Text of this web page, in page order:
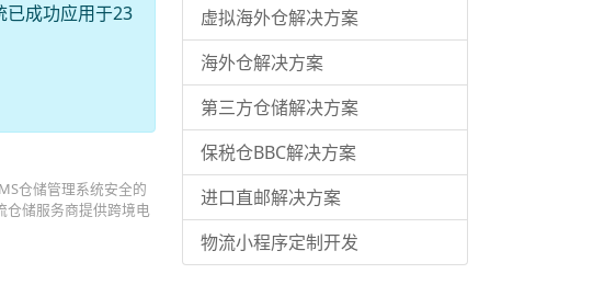
已成功应用于23
仓储管理系统安全的
仓储服务商提供跨境电
虚拟海外仓解决方案
海外仓解决方案
第三方仓储解决方案
保税仓BBC解决方案
进口直邮解决方案
物流小程序定制开发